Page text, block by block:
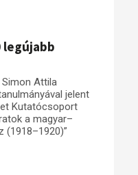
legújabb
Attila
jelent
Kutatócsoport
a magyar–
(1918–1920)”